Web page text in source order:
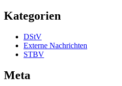
Kategorien
DStV
Externe Nachrichten
STBV
Meta